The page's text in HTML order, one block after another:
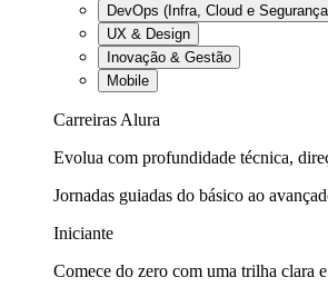
DevOps (Infra, Cloud e
UX & Design
Inovação & Gestão
Mobile
Carreiras Alura
Evolua com profundidade técnica,
Jornadas guiadas do básico ao
Iniciante
Comece do zero com uma trilha clara